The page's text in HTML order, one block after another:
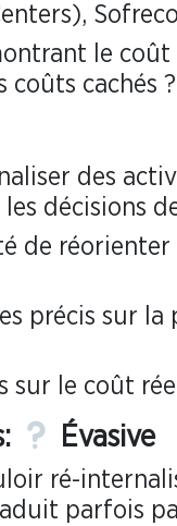
le
coûts cachés ?
des
décisions
de
précis sur
sur le coût
Évasive
ré-
parfois